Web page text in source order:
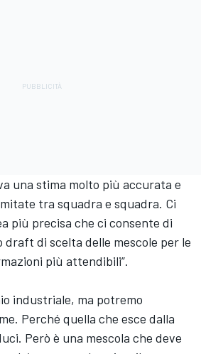
una stima molto più accurata e
tra squadra e squadra. Ci
più precisa che ci consente di
draft di scelta delle mescole per le
più attendibili”.
industriale, ma potremo
Perché quella che esce dalla
Però è una mescola che deve